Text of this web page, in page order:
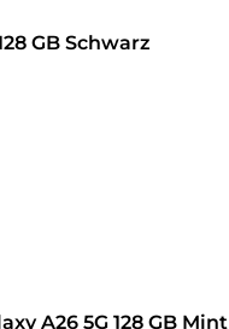
GB Schwarz
A26 5G 128 GB Mint